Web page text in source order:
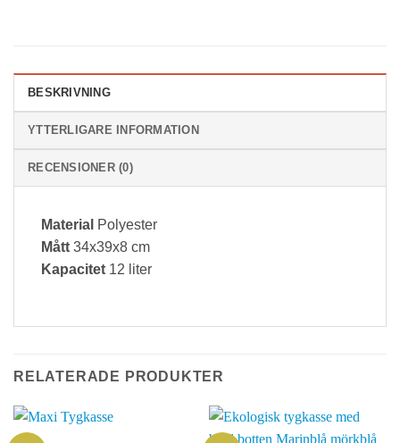
BESKRIVNING
YTTERLIGARE INFORMATION
RECENSIONER (0)
Material Polyester
Mått 34x39x8 cm
Kapacitet 12 liter
RELATERADE PRODUKTER